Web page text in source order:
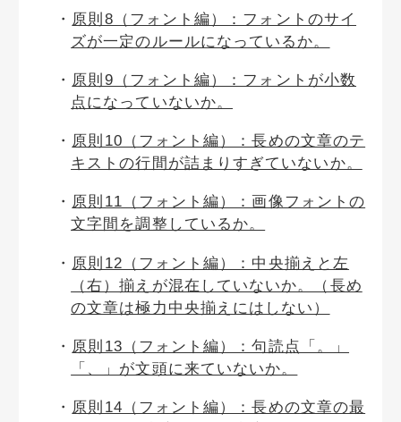
原則8（フォント編）：フォントのサイ
ズが一定のルールになっているか。
原則9（フォント編）：フォントが小数
点になっていないか。
原則10（フォント編）：長めの文章のテ
キストの行間が詰まりすぎていないか。
原則11（フォント編）：画像フォントの
文字間を調整しているか。
原則12（フォント編）：中央揃えと左
（右）揃えが混在していないか。（長め
の文章は極力中央揃えにはしない）
原則13（フォント編）：句読点「。」
「、」が文頭に来ていないか。
原則14（フォント編）：長めの文章の最